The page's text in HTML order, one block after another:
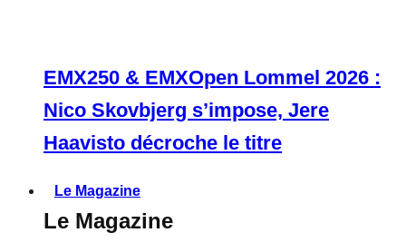
EMX250 & EMXOpen Lommel 2026 :
Nico Skovbjerg s’impose, Jere
Haavisto décroche le titre
Le Magazine
Le Magazine